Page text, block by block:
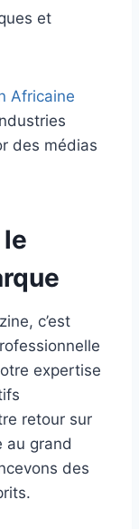
et
Africaine
des médias
c’est
expertise
retour sur
au grand
des